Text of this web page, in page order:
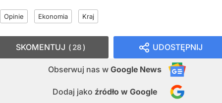
Opinie Ekonomia Kraj
UDOSTĘPNIJ
Obserwuj nas w Google News
Dodaj jako źródło w Google
SKOMENTUJ 28